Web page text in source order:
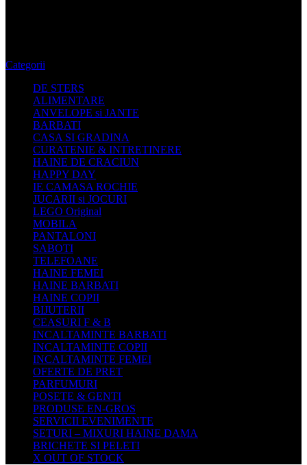
Categorii
DE STERS
ALIMENTARE
ANVELOPE si JANTE
BARBATI
CASA SI GRADINA
CURATENIE & INTRETINERE
HAINE DE CRACIUN
HAPPY DAY
IE CAMASA ROCHIE
JUCARII si JOCURI
LEGO Original
MOBILA
PANTALONI
SABOTI
TELEFOANE
HAINE FEMEI
HAINE BARBATI
HAINE COPII
BIJUTERII
CEASURI F & B
INCALTAMINTE BARBATI
INCALTAMINTE COPII
INCALTAMINTE FEMEI
OFERTE DE PRET
PARFUMURI
POSETE & GENTI
PRODUSE EN-GROS
SERVICII EVENIMENTE
SETURI – MIXURI HAINE DAMA
BRICHETE SI PELETI
X OUT OF STOCK